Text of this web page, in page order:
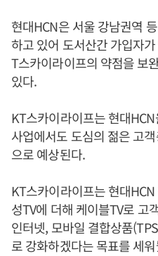
현대HCN은 서울 강남권역
하고 있어 도서산간 가입자
T스카이라이프의 약점을 보
있다.
KT스카이라이프는 현대
사업에서도 도심의 젊은 고
으로 예상된다.
KT스카이라이프는 현대
성TV에 더해 케이블TV로 고
인터넷, 모바일 결합상품
로 강화하겠다는 목표를 세